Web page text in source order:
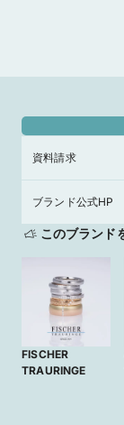
資料請求
ブランド公式HP
このブランド
FISCHER
TRAURINGE